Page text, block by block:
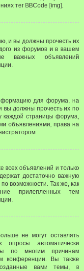
тег BBCode [img].
и вы должны прочесть их
из форумов и в вашем
важных объявлений
для форума, на
вы должны прочесть их по
каждой страницы форума,
объявлениями, права на
объявлений и только
достаточно важную
возможности. Так же, как
прилепленных тем
не могут оставлять
автоматически
по многим причинам
конференции. Вы также
вами темы, в